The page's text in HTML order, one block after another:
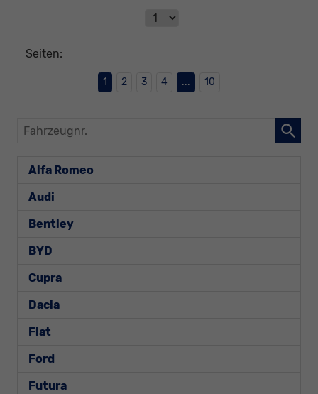
Seiten:
1 2 3 4 ... 10
Fahrzeugnr.
Alfa Romeo
Audi
Bentley
BYD
Cupra
Dacia
Fiat
Ford
Futura